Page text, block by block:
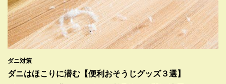
ダニ対策
ダニはほこりに潜む【便利おそうじグッズ３選】